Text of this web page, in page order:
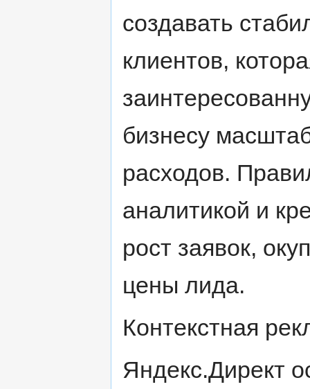
создавать
клиентов,
бизнесу
расходов.
аналитикой и
рост заявок,
цены лида.
Контекстная
Яндекс.Директ